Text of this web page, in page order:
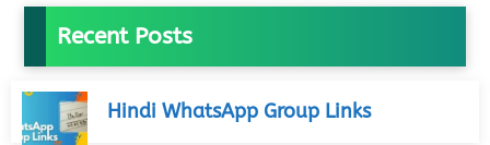
Recent Posts
Hindi WhatsApp Group Links